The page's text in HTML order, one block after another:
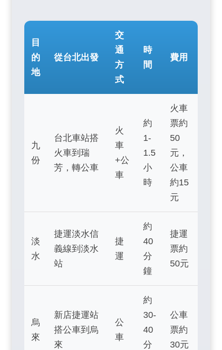
目
的
地
從台北出發
交
通
方
式
時
間
費用
九
份
台北車站搭
火車到瑞
芳，轉公車
火
車
+公
車
約
1-
1.5
小
時
火車
票約
50
元，
公車
約15
元
淡
水
捷運淡水信
義線到淡水
站
捷
運
約
40
分
鐘
捷運
票約
50元
烏
來
新店捷運站
搭公車到烏
來
公
車
約
30-
40
分
公車
票約
30元